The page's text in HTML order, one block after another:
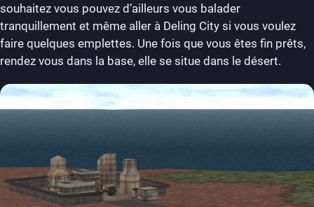
souhaitez vous pouvez d’ailleurs vous balader
tranquillement et même aller à Deling City si vous voulez
faire quelques emplettes. Une fois que vous êtes fin prêts,
rendez vous dans la base, elle se situe dans le désert.